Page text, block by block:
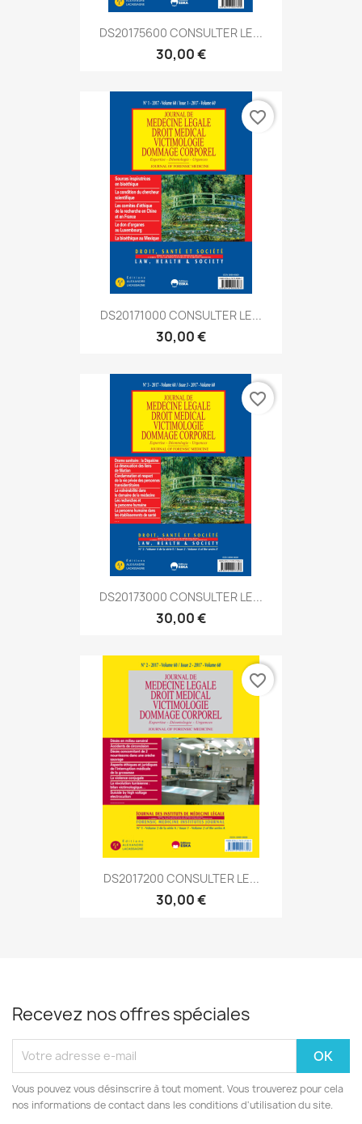
DS20175600 CONSULTER LE...
30,00 €
DS20171000 CONSULTER LE...
30,00 €
favorite_border
DS20173000 CONSULTER LE...
30,00 €
favorite_border
DS2017200 CONSULTER LE...
30,00 €
favorite_border
Recevez nos offres spéciales
Vous pouvez vous désinscrire à tout moment. Vous trouverez pour cela
nos informations de contact dans les conditions d'utilisation du site.